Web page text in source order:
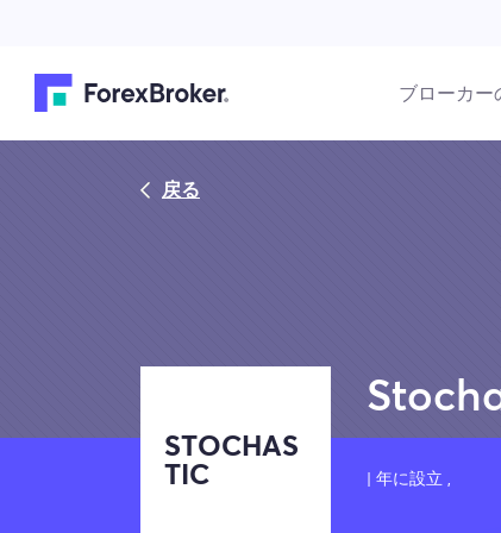
ブローカー
戻る
STOCHAS
TIC
| 年に設立 ,